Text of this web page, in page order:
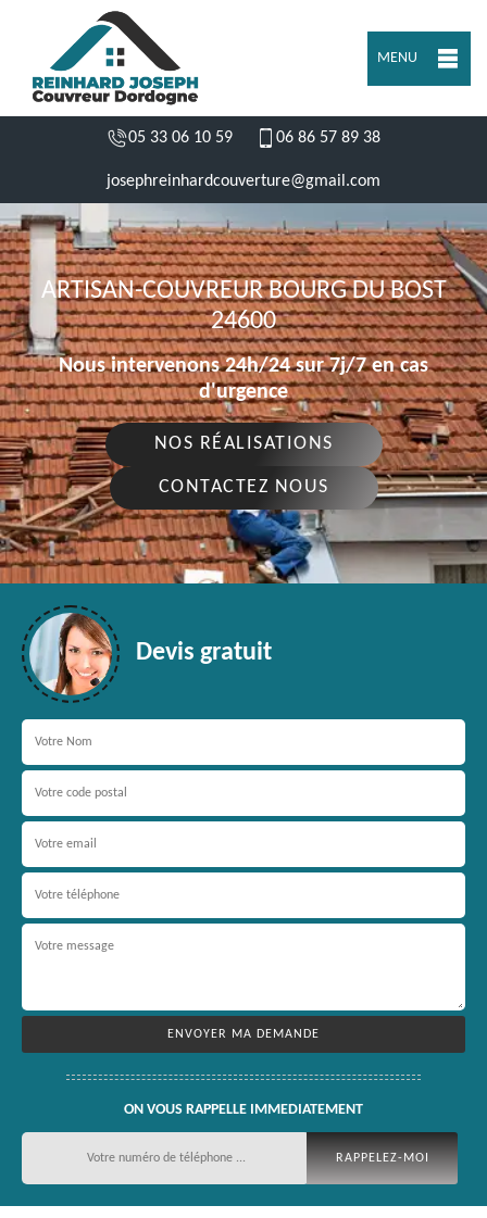
MENU
05 33 06 10 59 06 86 57 89 38
josephreinhardcouverture@gmail.com
ARTISAN-COUVREUR BOURG DU BOST
24600
Nous intervenons 24h/24 sur 7j/7 en cas
d'urgence
NOS RÉALISATIONS
CONTACTEZ NOUS
Devis gratuit
ON VOUS RAPPELLE IMMEDIATEMENT